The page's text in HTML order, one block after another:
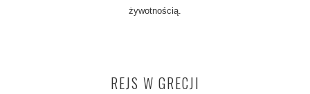
żywotnością.
REJS W GRECJI